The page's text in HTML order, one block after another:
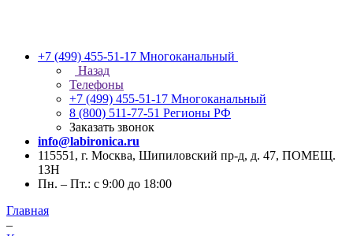
+7 (499) 455-51-17 Многоканальный
Назад
Телефоны
+7 (499) 455-51-17 Многоканальный
8 (800) 511-77-51 Регионы РФ
Заказать звонок
info@labironica.ru
115551, г. Москва, Шипиловский пр-д, д. 47, ПОМЕЩ.
13Н
Пн. – Пт.: с 9:00 до 18:00
Главная
–